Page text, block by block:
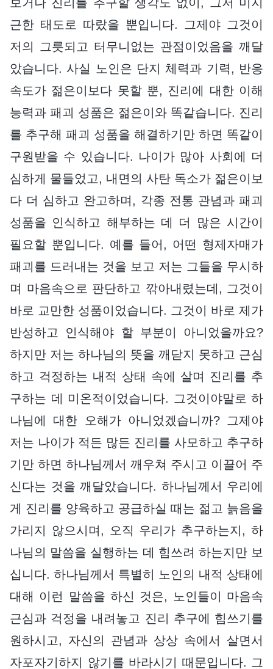
근한 태도로 따랐을 뿐입니다. 그제야 그것이
저의 그릇되고 터무니없는 관점이었음을 깨달
았습니다. 사실 노인은 단지 체력과 기력, 반응
속도가 젊은이보다 못할 뿐, 진리에 대한 이해
능력과 패괴 성품은 젊은이와 똑같습니다. 진리
를 추구해 패괴 성품을 해결하기만 하면 똑같이
구원받을 수 있습니다. 나이가 많아 사회에 더
심하게 물들었고, 내면의 사탄 독소가 젊은이보
다 더 심하고 완고하며, 각종 전통 관념과 패괴
성품을 인식하고 해부하는 데 더 많은 시간이
필요할 뿐입니다. 예를 들어, 어떤 형제자매가
패괴를 드러내는 것을 보고 저는 그들을 무시하
며 마음속으로 판단하고 깎아내렸는데, 그것이
바로 교만한 성품이었습니다. 그것이 바로 제가
반성하고 인식해야 할 부분이 아니었을까요?
하지만 저는 하나님의 뜻을 깨닫지 못하고 근심
하고 걱정하는 내적 상태 속에 살며 진리를 추
구하는 데 미온적이었습니다. 그것이야말로 하
나님에 대한 오해가 아니었겠습니까? 그제야
저는 나이가 적든 많든 진리를 사모하고 추구하
기만 하면 하나님께서 깨우쳐 주시고 이끌어 주
신다는 것을 깨달았습니다. 하나님께서 우리에
게 진리를 양육하고 공급하실 때는 젊고 늙음을
가리지 않으시며, 오직 우리가 추구하는지, 하
나님의 말씀을 실행하는 데 힘쓰려 하는지만 보
십니다. 하나님께서 특별히 노인의 내적 상태에
대해 이런 말씀을 하신 것은, 노인들이 마음속
근심과 걱정을 내려놓고 진리 추구에 힘쓰기를
원하시고, 자신의 관념과 상상 속에서 살면서
자포자기하지 않기를 바라시기 때문입니다. 그